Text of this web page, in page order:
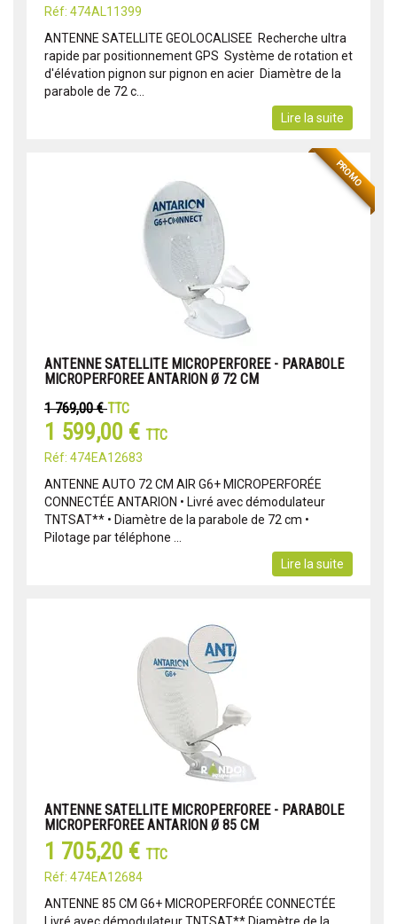
Réf: 474AL11399
ANTENNE SATELLITE GEOLOCALISEE  Recherche ultra
rapide par positionnement GPS  Système de rotation et
d'élévation pignon sur pignon en acier  Diamètre de la
parabole de 72 c...
Lire la suite
PROMO
ANTENNE SATELLITE MICROPERFOREE - PARABOLE
MICROPERFOREE ANTARION Ø 72 CM
1 769,00 €TTC
1 599,00 € TTC
Réf: 474EA12683
ANTENNE AUTO 72 CM AIR G6+ MICROPERFORÉE
CONNECTÉE ANTARION • Livré avec démodulateur
TNTSAT** • Diamètre de la parabole de 72 cm •
Pilotage par téléphone ...
Lire la suite
ANTENNE SATELLITE MICROPERFOREE - PARABOLE
MICROPERFOREE ANTARION Ø 85 CM
1 705,20 € TTC
Réf: 474EA12684
ANTENNE 85 CM G6+ MICROPERFORÉE CONNECTÉE